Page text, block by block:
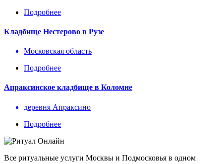
Подробнее
Кладбище Нестерово в Рузе
Московская область
Подробнее
Апраксинское кладбище в Коломне
деревня Апраксино
Подробнее
Все ритуальные услуги Москвы и Подмосковья в одном